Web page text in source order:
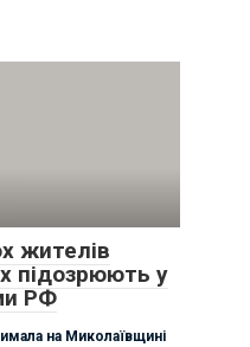
жителів
підозрюють у
РФ
на Миколаївщині